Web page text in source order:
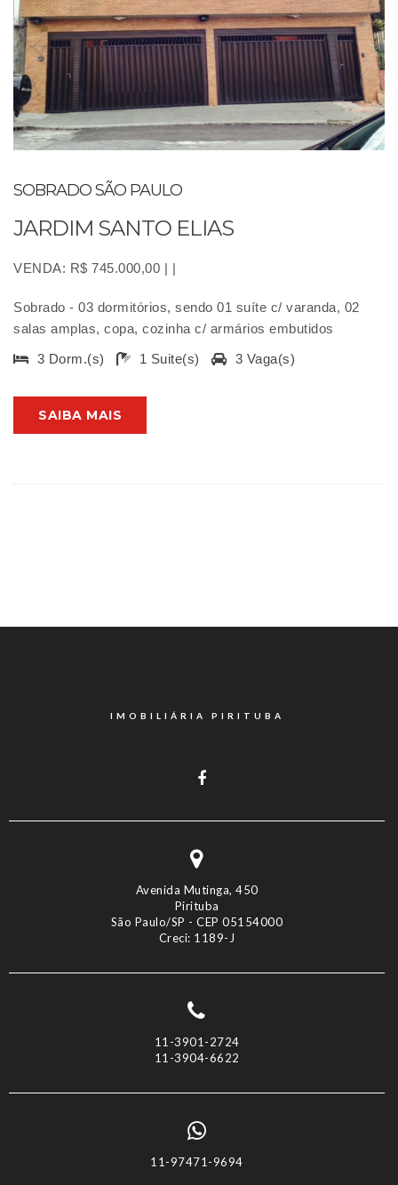
SOBRADO SÃO PAULO
JARDIM SANTO ELIAS
VENDA: R$ 745.000,00 | |
Sobrado - 03 dormitórios, sendo 01 suíte c/ varanda, 02
salas amplas, copa, cozinha c/ armários embutidos
3 Dorm.(s)
1 Suite(s) 3 Vaga(s)
SAIBA MAIS
IMOBILIÁRIA PIRITUBA
Avenida Mutinga, 450
Pirituba
São Paulo/SP - CEP 05154000
Creci: 1189-J
11-3901-2724
11-3904-6622
11-97471-9694